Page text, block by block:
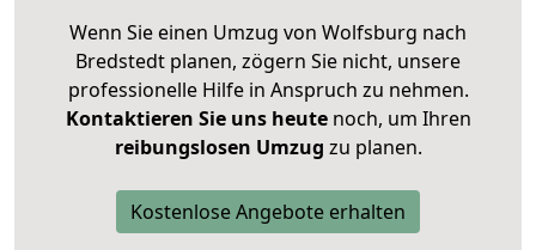
Wenn Sie einen Umzug von Wolfsburg nach
Bredstedt planen, zögern Sie nicht, unsere
professionelle Hilfe in Anspruch zu nehmen.
Kontaktieren Sie uns heutenoch, um Ihren
reibungslosen Umzug zu planen.
Kostenlose Angebote erhalten